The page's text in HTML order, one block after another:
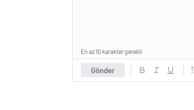
Gönder
En az 10 karakter gerekli